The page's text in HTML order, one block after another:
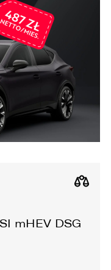
mHEV DSG